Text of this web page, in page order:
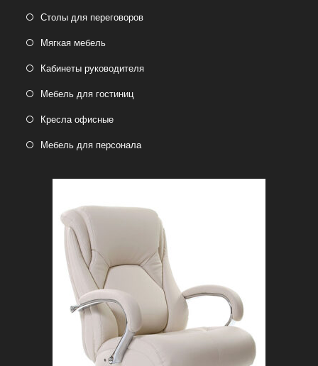
Столы для переговоров
Мягкая мебель
Кабинеты руководителя
Мебель для гостиниц
Кресла офисные
Мебель для персонала